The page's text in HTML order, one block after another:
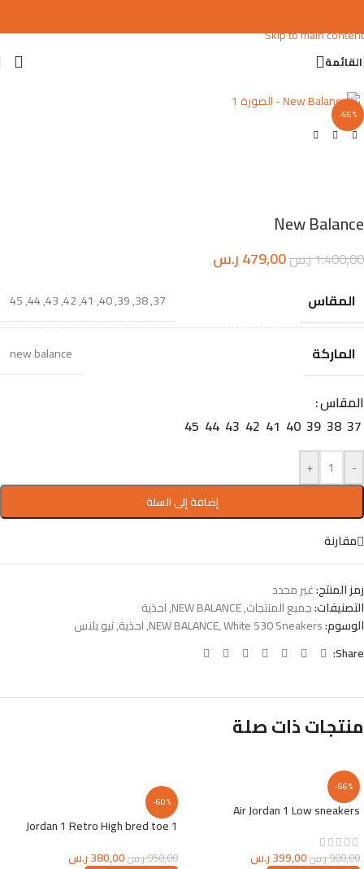
Skip to main content
القائمة
-66%
New Balance
1.400,00ر.س479,00ر.س
المقاس 37
,
38
,
39
,
40
,
41
,
42
,
43
,
44
,
45
الماركة new balance
المقاس
37
38
39
40
41
42
43
44
45
-
+
إضافة إلى السلة
مقارنة
رمز المنتج:غير محدد
التصنيفات:جميع المنتجات,
NEW BALANCE
,احذية
الوسوم:
NEW BALANCE,White 530 Sneakers
,احذية,نيو بلنس
Share:
منتجات ذات صلة
-56%
Air Jordan 1 Low sneakers
900,00ر.س399,00ر.س
-60%
Jordan 1 Retro High bred toe 1
950,00ر.س380,00ر.س